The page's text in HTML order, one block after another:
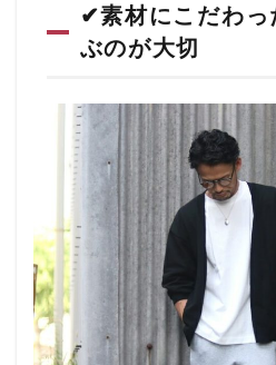
✔素材にこだわっ
ぶのが大切